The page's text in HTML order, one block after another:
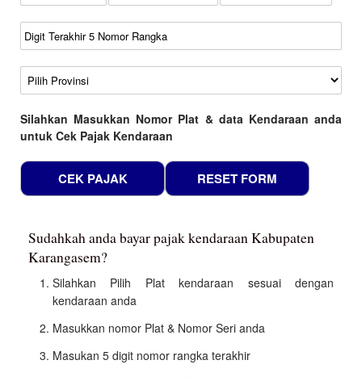
No Plat
No Seri
No Rangka
Wilayah
Silahkan Masukkan Nomor Plat & data Kendaraan anda
untuk Cek Pajak Kendaraan
Sudahkah anda bayar pajak kendaraan Kabupaten
Karangasem?
Silahkan Pilih Plat kendaraan sesuai dengan
kendaraan anda
Masukkan nomor Plat & Nomor Seri anda
Masukan 5 digit nomor rangka terakhir